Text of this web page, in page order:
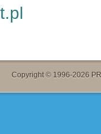
Copyright © 1996-2026